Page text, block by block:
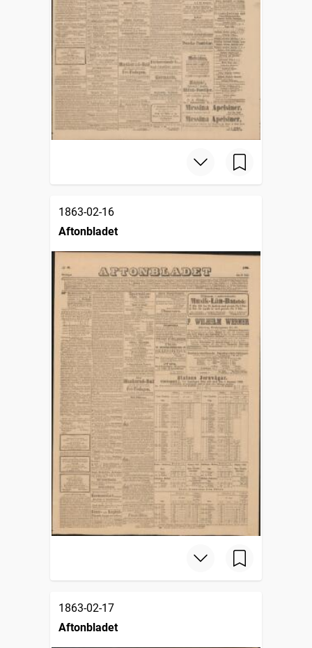
1863-02-16
Aftonbladet
1863-02-17
Aftonbladet